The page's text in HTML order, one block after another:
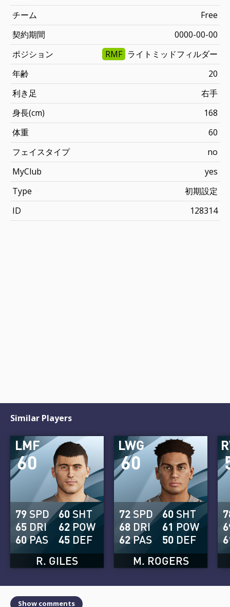
チーム
Free
契約期間
0000-00-00
ポジション
RMF ライトミッドフィルダー
年齢
20
利き足
右手
身長(cm)
168
体重
60
フェイスタイプ
no
MyClub
yes
Type
初期設定
ID
128314
Similar Players
60
LMF
R. GILES
79 SPD
65 DRI
60PAS
60 SHT
62 POW
45 DEF
60
LWG
M. ROGERS
72 SPD
68 DRI
62PAS
60 SHT
61 POW
50 DEF
Show comments